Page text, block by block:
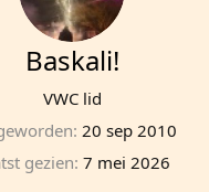
Baskali!
VWC lid
20 sep 2010
gezien 7 mei 2026